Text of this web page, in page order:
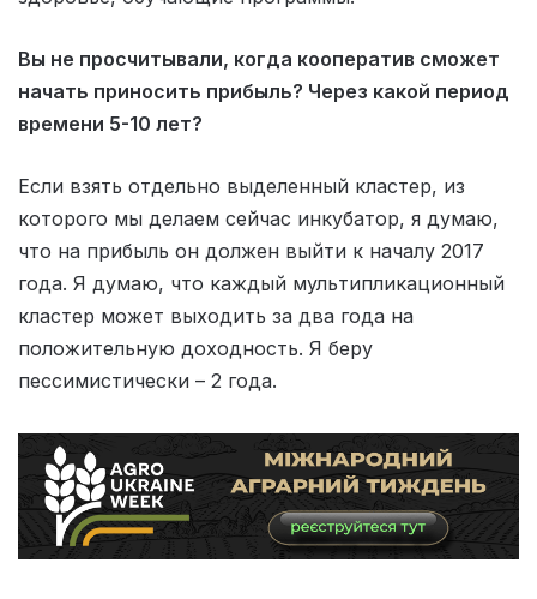
Вы не просчитывали, когда кооператив сможет
начать приносить прибыль? Через какой период
времени 5-10 лет?
Если взять отдельно выделенный кластер, из
которого мы делаем сейчас инкубатор, я думаю,
что на прибыль он должен выйти к началу 2017
года. Я думаю, что каждый мультипликационный
кластер может выходить за два года на
положительную доходность. Я беру
пессимистически – 2 года.